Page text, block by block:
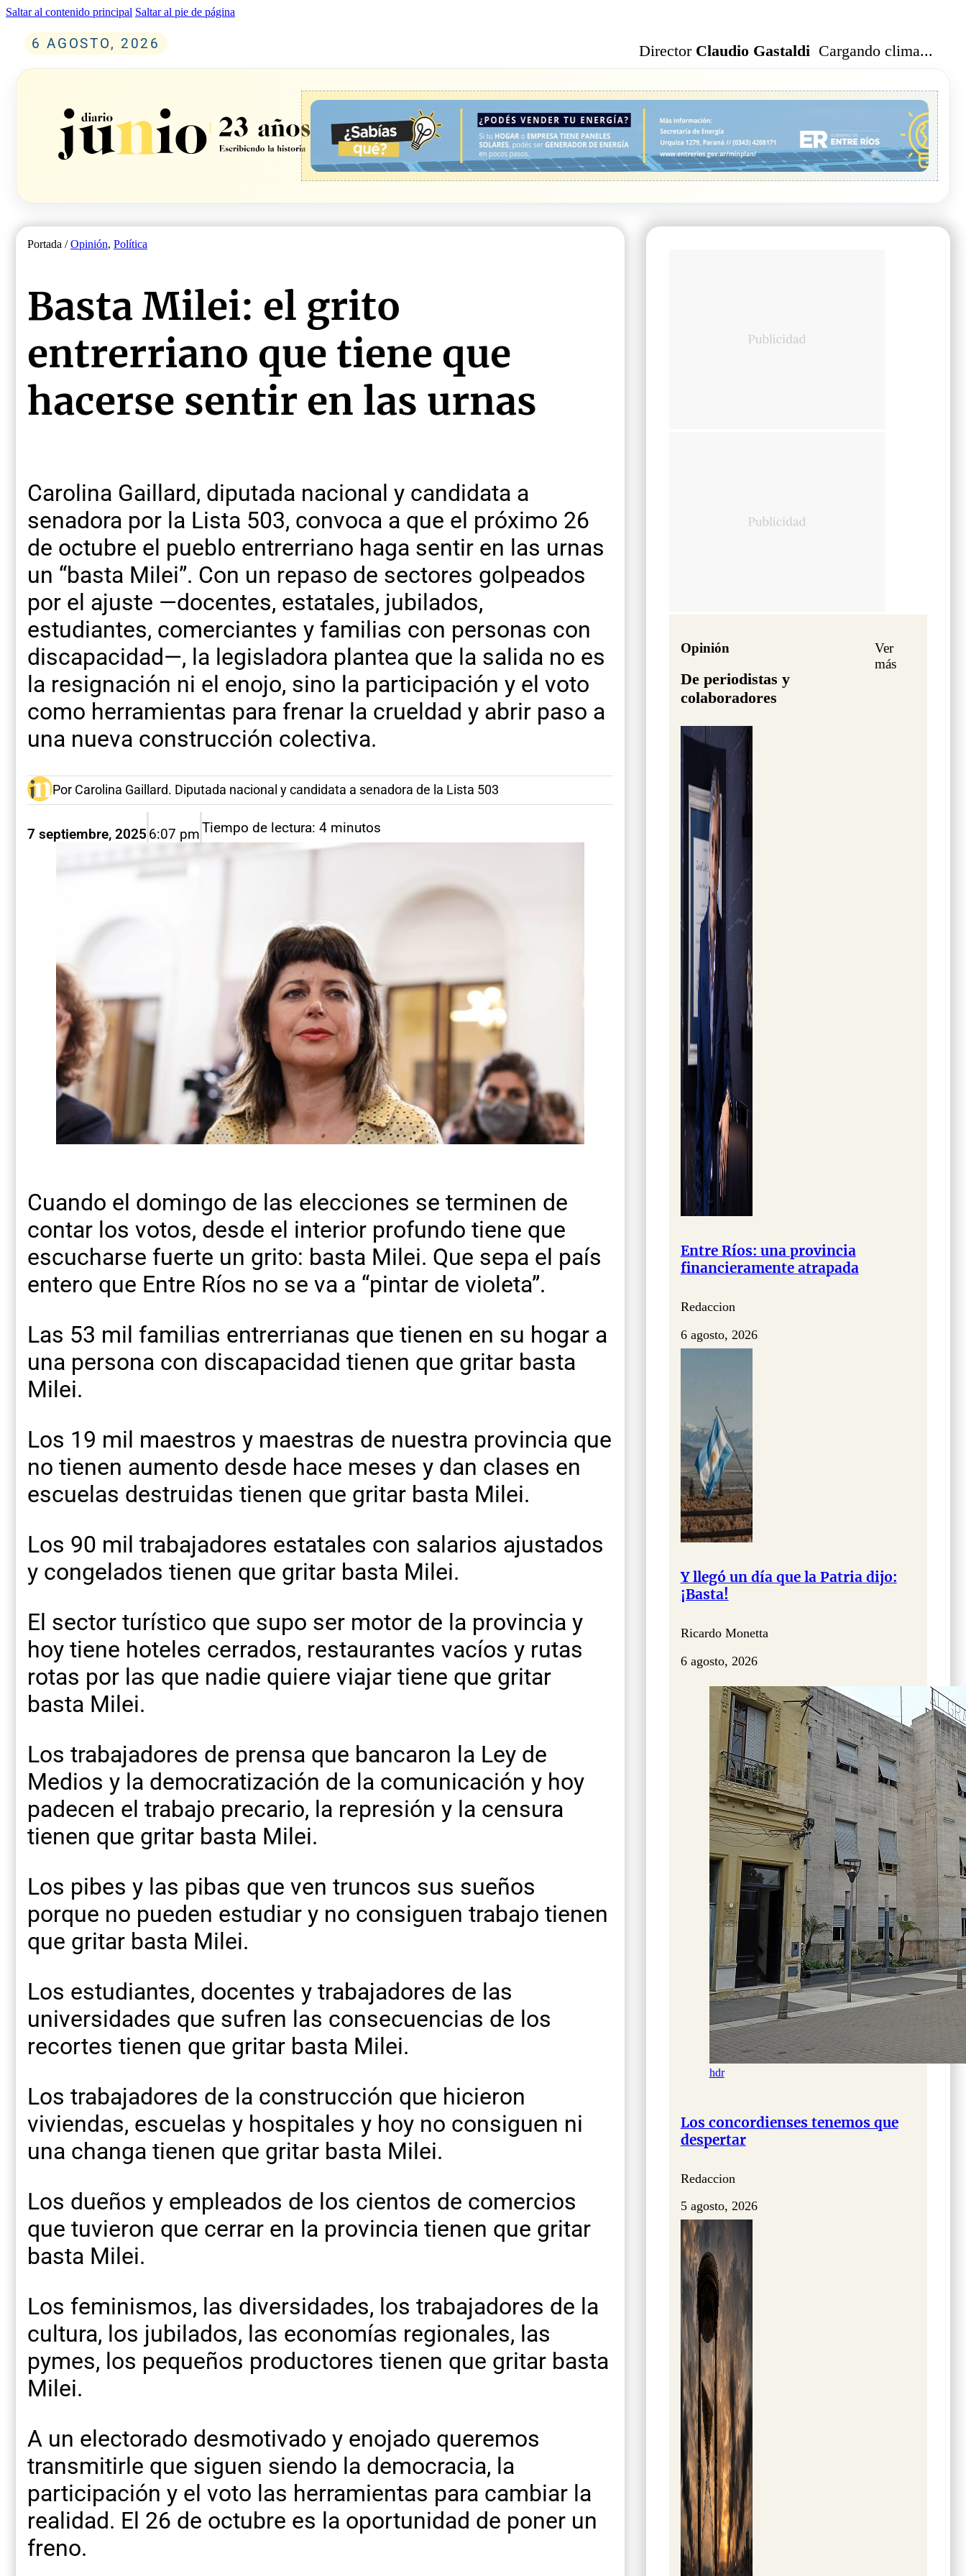
Saltar al contenido principal Saltar al pie de página
6 AGOSTO, 2026 Director Claudio Gastaldi Cargando clima...
Portada /Opinión, Política
Basta Milei: el grito
entrerriano que tiene que
hacerse sentir en las urnas
Carolina Gaillard, diputada nacional y candidata a
senadora por la Lista 503, convoca a que el próximo 26
de octubre el pueblo entrerriano haga sentir en las urnas
un “basta Milei”. Con un repaso de sectores golpeados
por el ajuste —docentes, estatales, jubilados,
estudiantes, comerciantes y familias con personas con
discapacidad—, la legisladora plantea que la salida no es
la resignación ni el enojo, sino la participación y el voto
como herramientas para frenar la crueldad y abrir paso a
una nueva construcción colectiva.
Por Carolina Gaillard. Diputada nacional y candidata a senadora de la Lista 503
7 septiembre, 2025 6:07 pmTiempo de lectura: 4 minutos
Cuando el domingo de las elecciones se terminen de
contar los votos, desde el interior profundo tiene que
escucharse fuerte un grito: basta Milei. Que sepa el país
entero que Entre Ríos no se va a “pintar de violeta”.
Las 53 mil familias entrerrianas que tienen en su hogar a
una persona con discapacidad tienen que gritar basta
Milei.
Los 19 mil maestros y maestras de nuestra provincia que
no tienen aumento desde hace meses y dan clases en
escuelas destruidas tienen que gritar basta Milei.
Los 90 mil trabajadores estatales con salarios ajustados
y congelados tienen que gritar basta Milei.
El sector turístico que supo ser motor de la provincia y
hoy tiene hoteles cerrados, restaurantes vacíos y rutas
rotas por las que nadie quiere viajar tiene que gritar
basta Milei.
Los trabajadores de prensa que bancaron la Ley de
Medios y la democratización de la comunicación y hoy
padecen el trabajo precario, la represión y la censura
tienen que gritar basta Milei.
Los pibes y las pibas que ven truncos sus sueños
porque no pueden estudiar y no consiguen trabajo tienen
que gritar basta Milei.
Los estudiantes, docentes y trabajadores de las
universidades que sufren las consecuencias de los
recortes tienen que gritar basta Milei.
Los trabajadores de la construcción que hicieron
viviendas, escuelas y hospitales y hoy no consiguen ni
una changa tienen que gritar basta Milei.
Los dueños y empleados de los cientos de comercios
que tuvieron que cerrar en la provincia tienen que gritar
basta Milei.
Los feminismos, las diversidades, los trabajadores de la
cultura, los jubilados, las economías regionales, las
pymes, los pequeños productores tienen que gritar basta
Milei.
A un electorado desmotivado y enojado queremos
transmitirle que siguen siendo la democracia, la
participación y el voto las herramientas para cambiar la
realidad. El 26 de octubre es la oportunidad de poner un
freno.
Opinión
De periodistas y
colaboradores
Ver
más
Entre Ríos: una provincia
financieramente atrapada
Redaccion
6 agosto, 2026
Y llegó un día que la Patria dijo:
¡Basta!
Ricardo Monetta
6 agosto, 2026
hdr
Los concordienses tenemos que
despertar
Redaccion
5 agosto, 2026